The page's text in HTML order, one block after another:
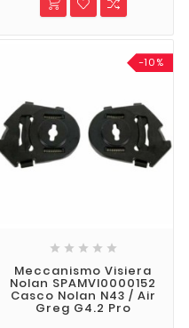
-10%
    
Meccanismo Visiera
Nolan SPAMVI0000152
Casco Nolan N43 / Air
Greg G4.2 Pro